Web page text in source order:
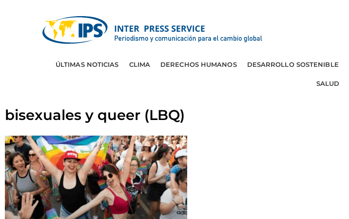
ÚLTIMAS NOTICIAS CLIMA DERECHOS HUMANOS DESARROLLO SOSTENIBLE
SALUD
bisexuales y queer (LBQ)